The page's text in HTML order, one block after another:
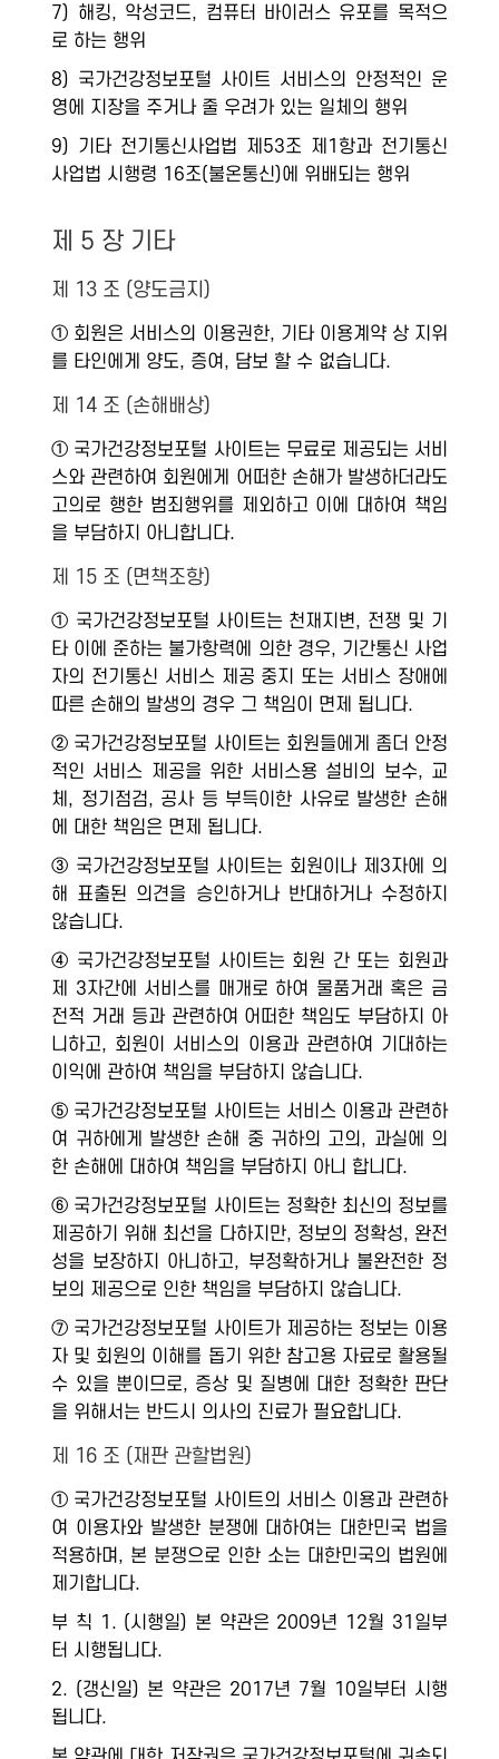
7) 해킹, 악성코드, 컴퓨터 바이러스 유포를 목적으
로 하는 행위
8) 국가건강정보포털 사이트 서비스의 안정적인 운
영에 지장을 주거나 줄 우려가 있는 일체의 행위
9) 기타 전기통신사업법 제53조 제1항과 전기통신
사업법 시행령 16조(불온통신)에 위배되는 행위
제 5 장 기타
제 13 조 (양도금지)
① 회원은 서비스의 이용권한, 기타 이용계약 상 지위
를 타인에게 양도, 증여, 담보 할 수 없습니다.
제 14 조 (손해배상)
① 국가건강정보포털 사이트는 무료로 제공되는 서비
스와 관련하여 회원에게 어떠한 손해가 발생하더라도
고의로 행한 범죄행위를 제외하고 이에 대하여 책임
을 부담하지 아니합니다.
제 15 조 (면책조항)
① 국가건강정보포털 사이트는 천재지변, 전쟁 및 기
타 이에 준하는 불가항력에 의한 경우, 기간통신 사업
자의 전기통신 서비스 제공 중지 또는 서비스 장애에
따른 손해의 발생의 경우 그 책임이 면제 됩니다.
② 국가건강정보포털 사이트는 회원들에게 좀더 안정
적인 서비스 제공을 위한 서비스용 설비의 보수, 교
체, 정기점검, 공사 등 부득이한 사유로 발생한 손해
에 대한 책임은 면제 됩니다.
③ 국가건강정보포털 사이트는 회원이나 제3자에 의
해 표출된 의견을 승인하거나 반대하거나 수정하지
않습니다.
④ 국가건강정보포털 사이트는 회원 간 또는 회원과
제 3자간에 서비스를 매개로 하여 물품거래 혹은 금
전적 거래 등과 관련하여 어떠한 책임도 부담하지 아
니하고, 회원이 서비스의 이용과 관련하여 기대하는
이익에 관하여 책임을 부담하지 않습니다.
⑤ 국가건강정보포털 사이트는 서비스 이용과 관련하
여 귀하에게 발생한 손해 중 귀하의 고의, 과실에 의
한 손해에 대하여 책임을 부담하지 아니 합니다.
⑥ 국가건강정보포털 사이트는 정확한 최신의 정보를
제공하기 위해 최선을 다하지만, 정보의 정확성, 완전
성을 보장하지 아니하고, 부정확하거나 불완전한 정
보의 제공으로 인한 책임을 부담하지 않습니다.
⑦ 국가건강정보포털 사이트가 제공하는 정보는 이용
자 및 회원의 이해를 돕기 위한 참고용 자료로 활용될
수 있을 뿐이므로, 증상 및 질병에 대한 정확한 판단
을 위해서는 반드시 의사의 진료가 필요합니다.
제 16 조 (재판 관할법원)
① 국가건강정보포털 사이트의 서비스 이용과 관련하
여 이용자와 발생한 분쟁에 대하여는 대한민국 법을
적용하며, 본 분쟁으로 인한 소는 대한민국의 법원에
제기합니다.
부 칙 1. (시행일) 본 약관은 2009년 12월 31일부
터 시행됩니다.
2. (갱신일) 본 약관은 2017년 7월 10일부터 시행
됩니다.